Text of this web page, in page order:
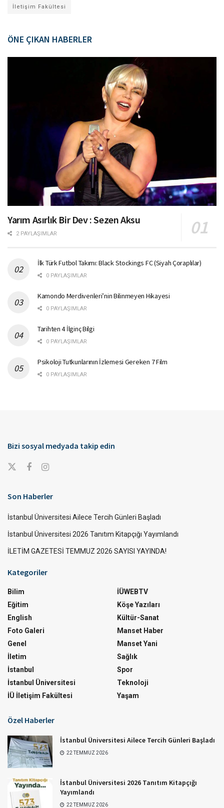
İletişim Fakültesi
ÖNE ÇIKAN HABERLER
Yarım Asırlık Bir Dev : Sezen Aksu
2 PAYLAŞIMLAR
İlk Türk Futbol Takımı: Black Stockings FC (Siyah Çoraplılar)
0 PAYLAŞIMLAR
Kamondo Merdivenleri’nin Bilinmeyen Hikayesi
0 PAYLAŞIMLAR
Tarihten 4 İlginç Bilgi
0 PAYLAŞIMLAR
Psikoloji Tutkunlarının İzlemesi Gereken 7 Film
0 PAYLAŞIMLAR
Bizi sosyal medyada takip edin
Son Haberler
İstanbul Üniversitesi Ailece Tercih Günleri Başladı
İstanbul Üniversitesi 2026 Tanıtım Kitapçığı Yayımlandı
İLETİM GAZETESİ TEMMUZ 2026 SAYISI YAYINDA!
Kategoriler
Bilim
Eğitim
English
Foto Galeri
Genel
İletim
İstanbul
İstanbul Üniversitesi
İÜ İletişim Fakültesi
İÜWEBTV
Köşe Yazıları
Kültür-Sanat
Manset Haber
Manset Yani
Sağlık
Spor
Teknoloji
Yaşam
Özel Haberler
İstanbul Üniversitesi Ailece Tercih Günleri Başladı
22 TEMMUZ 2026
İstanbul Üniversitesi 2026 Tanıtım Kitapçığı
Yayımlandı
22 TEMMUZ 2026